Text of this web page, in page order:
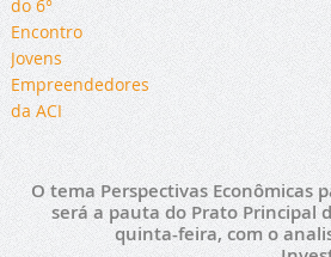
O tema Perspectivas Econômicas
será a pauta do Prato Principal
quinta-feira, com o